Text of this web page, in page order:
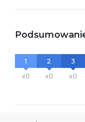
1
x0
2
x0
3
x0